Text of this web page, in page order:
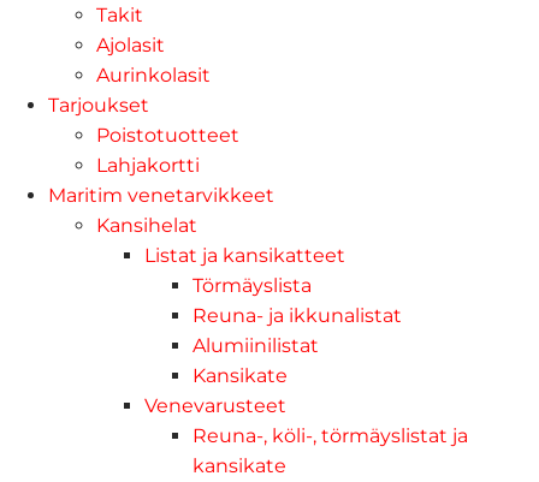
Takit
Ajolasit
Aurinkolasit
Tarjoukset
Poistotuotteet
Lahjakortti
Maritim venetarvikkeet
Kansihelat
Listat ja kansikatteet
Törmäyslista
Reuna- ja ikkunalistat
Alumiinilistat
Kansikate
Venevarusteet
Reuna-, köli-, törmäyslistat ja
kansikate